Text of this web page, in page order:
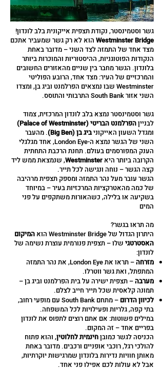
גשר וסטמינסטר, נקודת תצפית אייקונית בלב לונדון!
Westminster Bridge הוא לא רק גשר שמעביר אתכם
מצד אחד של התמזה לצד השני – מדובר באחת
הנקודות הפוטוגניות, ההיסטוריות והמוכרות ביותר
בלונדון. הגשר מחבר בין שניים מהאזורים החשובים
והמרכזיים של העיר: מצד אחד, הרובע הפוליטי
Westminster שבו נמצאים הפרלמנט וביג בן, ומצדו
השני אזור South Bank התרבותי והתוסס.
גשר וסטמינסטר נמצא בלב לונדון המרכזית, צמוד
לבנייןהפרלמנט הבריטי (Palace of Westminster)
ומגדל השעון האייקוניביג בן (Big Ben)
. מהעבר
השני של הגשר נמצא ה-London Eye, אחד מגלגלי
הענק המפורסמים בעולם. תחנת הרכבת התחתית
הקרובה ביותר היא Westminster, שנמצאת ממש ליד
קצה הגשר – נוחה ונגישה לכל תייר.
הגשר עובר מעל נהר התמזה ומספק תצפית מרהיבה
של כמה מהאטרקציות המרכזיות בעיר – במיוחד
בשקיעה או בלילה, כשהאורות משתקפים על פני
המים
מה תראו בגשר?
היתרון הגדול של Westminster Bridge הוא
המיקום
האסטרטגי שלו – תצפית פנורמית עוצרת נשימה של
לונדון:
מזרחה
– תראו את London Eye, את נהר התמזה
המתפתל, ואת גשר ווטרלו.
מערבה – תצפית ישירה על בית הפרלמנט וביג בן –
תמונה קלאסית שכל תייר חייב לצלם.
לכיוון הדרום
– מתחם South Bank עם מופעי רחוב,
בתי קפה, גלריות ופעילויות לכל המשפחה.
במילים פשוטות: אם אתם רוצים לתפוס את לונדון
בפריים אחד – זה המקום.
הכניסה לגשר כמובןחינמית לחלוטין, והוא פתוח
להולכי רגל, רוכבי אופניים ורכבים. מדובר באחת
מאותן חוויות נדירות בלונדון שמרגישות יוקרתיות,
אבל לא עולות לכם אפילו פני אחד.